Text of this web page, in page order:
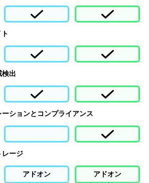
出
ションとコンプライアンス
ージ
アドオン
アドオン